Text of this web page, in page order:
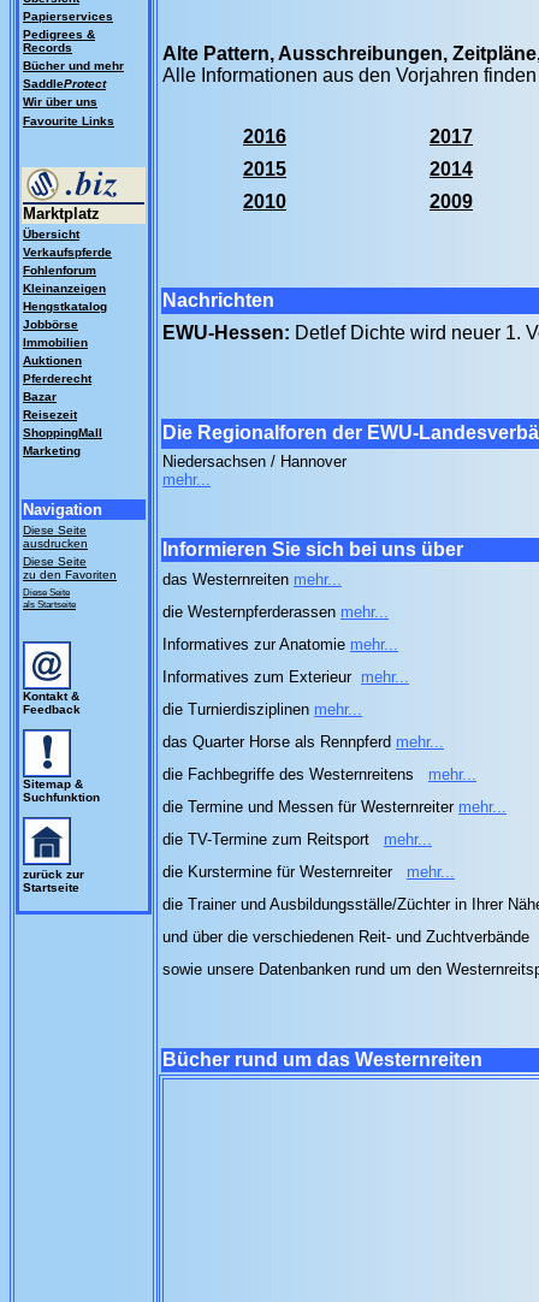
Papierservices
Pedigrees &
Records
Bücher und mehr
SaddleProtect
Wir über uns
Favourite Links
Marktplatz
Übersicht
Verkaufspferde
Fohlenforum
Kleinanzeigen
Hengstkatalog
Jobbörse
Immobilien
Auktionen
Pferderecht
Bazar
Reisezeit
ShoppingMall
Marketing
Navigation
Diese Seite
ausdrucken
Diese Seite
zu den Favoriten
Diese Seite
als Startseite
Kontakt &
Feedback
Sitemap &
Suchfunktion
zurück zur
Startseite
Alte Pattern, Ausschreibungen,
Alle Informationen aus den Vorjahren
2016
2017
2015
2014
2010
2009
Nachrichten
EWU-Hessen: Detlef Dichte wird neuer 1.
Die Regionalforen der EWU-
Niedersachsen / Hannover
mehr...
Informieren Sie sich bei uns über
das Westernreiten mehr...
die Westernpferderassen mehr...
Informatives zur Anatomie mehr...
Informatives zum Exterieur mehr...
die Turnierdisziplinen mehr...
das Quarter Horse als Rennpferd mehr...
die Fachbegriffe des Westernreitens
mehr...
die Termine und Messen für Westernreiter mehr...
die TV-Termine zum Reitsport
mehr...
die Kurstermine für Westernreiter
mehr...
die Trainer und Ausbildungsställe/Züchter in Ihrer
und über die verschiedenen Reit- und Zuchtverbände
sowie unsere Datenbanken rund um den
Bücher rund um das Westernreiten